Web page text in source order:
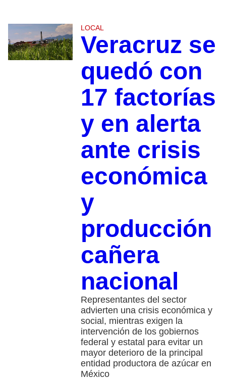
LOCAL
Veracruz se
quedó con
17 factorías
y en alerta
ante crisis
económica
y
producción
cañera
nacional
Representantes del sector
advierten una crisis económica y
social, mientras exigen la
intervención de los gobiernos
federal y estatal para evitar un
mayor deterioro de la principal
entidad productora de azúcar en
México